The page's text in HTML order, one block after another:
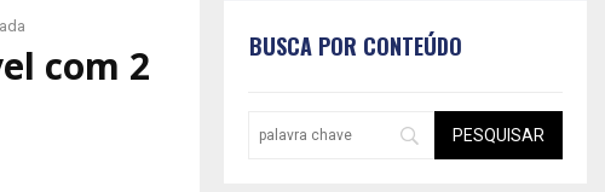
com 2
BUSCA POR CONTEÚDO